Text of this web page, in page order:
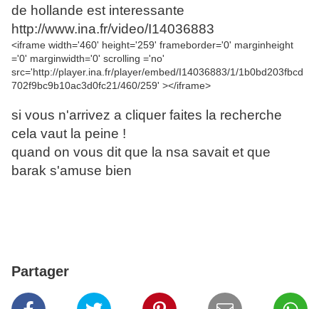
de hollande est interessante
http://www.ina.fr/video/I14036883
<iframe width='460' height='259' frameborder='0' marginheight
='0' marginwidth='0' scrolling ='no'
src='http://player.ina.fr/player/embed/I14036883/1/1b0bd203fbcd
702f9bc9b10ac3d0fc21/460/259' ></iframe>
si vous n'arrivez a cliquer faites la recherche
cela vaut la peine !
quand on vous dit que la nsa savait et que
barak s'amuse bien
Partager